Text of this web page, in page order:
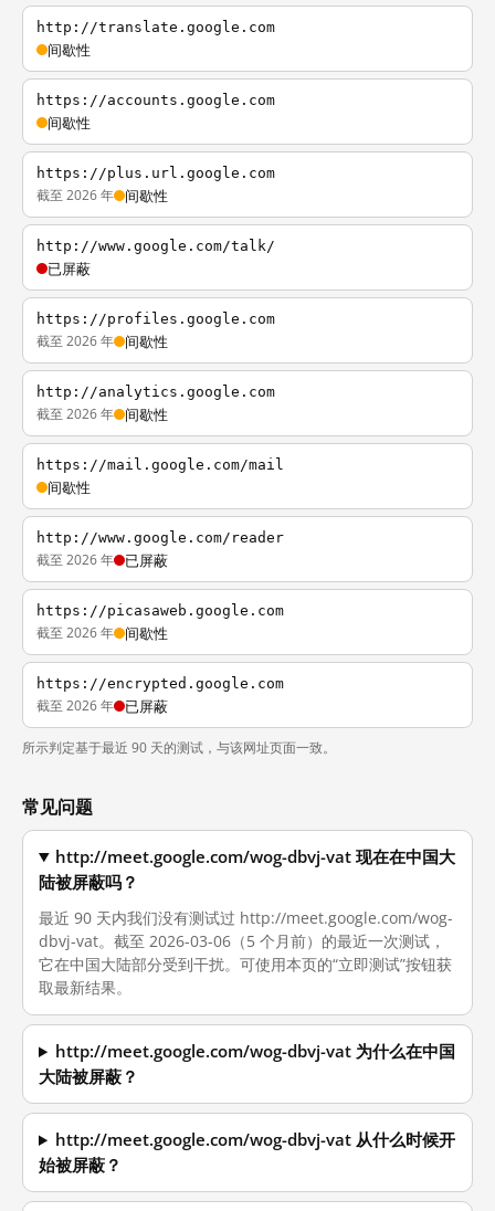
http://translate.google.com
间歇性
https://accounts.google.com
间歇性
https://plus.url.google.com
截至 2026 年 间歇性
http://www.google.com/talk/
已屏蔽
https://profiles.google.com
截至 2026 年 间歇性
http://analytics.google.com
截至 2026 年 间歇性
https://mail.google.com/mail
间歇性
http://www.google.com/reader
截至 2026 年 已屏蔽
https://picasaweb.google.com
截至 2026 年 间歇性
https://encrypted.google.com
截至 2026 年 已屏蔽
所示判定基于最近 90 天的测试，与该网址页面一致。
常见问题
http://meet.google.com/wog-dbvj-vat 现在在中国大
陆被屏蔽吗？
最近 90 天内我们没有测试过 http://meet.google.com/wog-
dbvj-vat。截至 2026-03-06（5 个月前）的最近一次测试，
它在中国大陆部分受到干扰。可使用本页的“立即测试”按钮获
取最新结果。
http://meet.google.com/wog-dbvj-vat 为什么在中国
大陆被屏蔽？
http://meet.google.com/wog-dbvj-vat 从什么时候开
始被屏蔽？